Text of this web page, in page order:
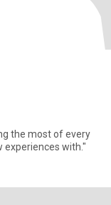
the most of every
experiences with."